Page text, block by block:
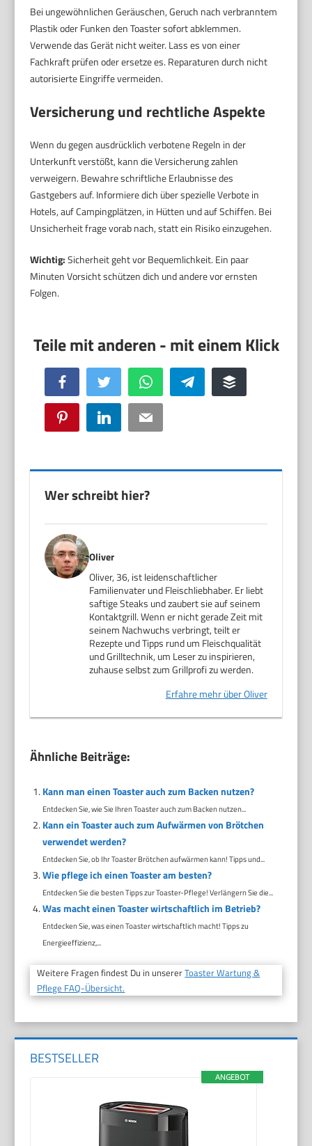
Bei ungewöhnlichen Geräuschen, Geruch nach verbranntem
Plastik oder Funken den Toaster sofort abklemmen.
Verwende das Gerät nicht weiter. Lass es von einer
Fachkraft prüfen oder ersetze es. Reparaturen durch nicht
autorisierte Eingriffe vermeiden.
Versicherung und rechtliche Aspekte
Wenn du gegen ausdrücklich verbotene Regeln in der
Unterkunft verstößt, kann die Versicherung zahlen
verweigern. Bewahre schriftliche Erlaubnisse des
Gastgebers auf. Informiere dich über spezielle Verbote in
Hotels, auf Campingplätzen, in Hütten und auf Schiffen. Bei
Unsicherheit frage vorab nach, statt ein Risiko einzugehen.
Wichtig:Sicherheit geht vor Bequemlichkeit. Ein paar
Minuten Vorsicht schützen dich und andere vor ernsten
Folgen.
Facebook Twitter WhatsApp Telegram Buffer
Pinterest LinkedIn Email
Wer schreibt hier?
Oliver
Oliver, 36, ist leidenschaftlicher
Familienvater und Fleischliebhaber. Er liebt
saftige Steaks und zaubert sie auf seinem
Kontaktgrill. Wenn er nicht gerade Zeit mit
seinem Nachwuchs verbringt, teilt er
Rezepte und Tipps rund um Fleischqualität
und Grilltechnik, um Leser zu inspirieren,
zuhause selbst zum Grillprofi zu werden.
Erfahre mehr über Oliver
Ähnliche Beiträge:
Kann man einen Toaster auch zum Backen nutzen?
Entdecken Sie, wie Sie Ihren Toaster auch zum Backen nutzen...
Kann ein Toaster auch zum Aufwärmen von Brötchen
verwendet werden?
Entdecken Sie, ob Ihr Toaster Brötchen aufwärmen kann! Tipps und...
Wie pflege ich einen Toaster am besten?
Entdecken Sie die besten Tipps zur Toaster-Pflege! Verlängern Sie die...
Was macht einen Toaster wirtschaftlich im Betrieb?
Entdecken Sie, was einen Toaster wirtschaftlich macht! Tipps zu
Energieeffizienz,...
Weitere Fragen findest Du in unsererToaster Wartung &
Pflege FAQ-Übersicht.
BESTSELLER
ANGEBOT